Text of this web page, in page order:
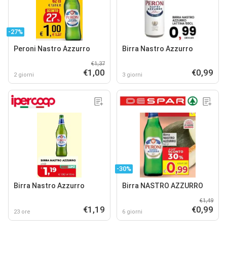
-27%
Peroni Nastro Azzurro
2 giorni
€1,37
€1,00
Birra Nastro Azzurro
3 giorni €0,99
Birra Nastro Azzurro
23 ore €1,19
-30%
Birra NASTRO AZZURRO
6 giorni
€1,49
€0,99